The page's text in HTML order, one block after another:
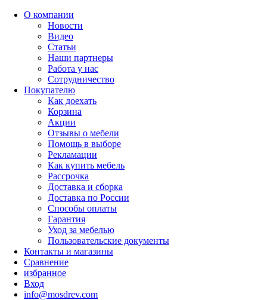
О компании
Новости
Видео
Статьи
Наши партнеры
Работа у нас
Сотрудничество
Покупателю
Как доехать
Корзина
Акции
Отзывы о мебели
Помощь в выборе
Рекламации
Как купить мебель
Рассрочка
Доставка и сборка
Доставка по России
Способы оплаты
Гарантия
Уход за мебелью
Пользовательские документы
Контакты и магазины
Сравнение
избранное
Вход
info@mosdrev.com